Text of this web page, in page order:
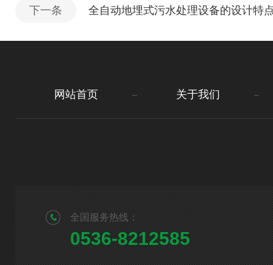
下一条 全自动地埋式污水处理设备的设计特
网站首页 关于我们
全国服务热线：
0536-8212585